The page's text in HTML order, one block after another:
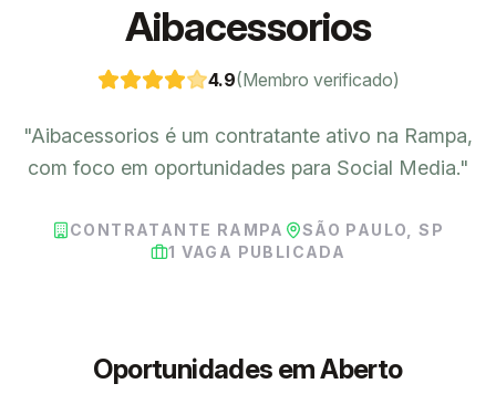
Aibacessorios
4.9(Membro verificado)
"Aibacessorios é um contratante ativo na Rampa,
com foco em oportunidades para Social Media."
CONTRATANTE RAMPA
SÃO PAULO, SP
1 VAGA PUBLICADA
Oportunidades em Aberto